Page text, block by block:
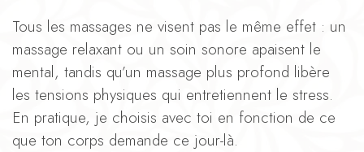
Tous les massages ne visent pas le même effet : un
massage relaxant ou un soin sonore apaisent le
mental, tandis qu’un massage plus profond libère
les tensions physiques qui entretiennent le stress.
En pratique, je choisis avec toi en fonction de ce
que ton corps demande ce jour-là.